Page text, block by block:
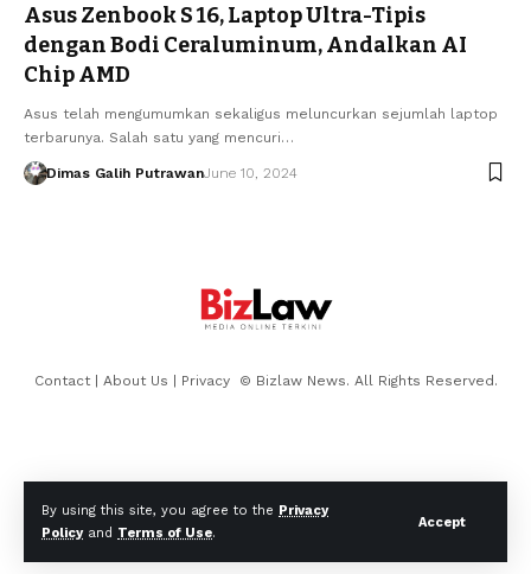
By using this site, you agree to the Privacy
Policyand Terms of Use.
Accept
Asus Zenbook S 16, Laptop Ultra-Tipis
dengan Bodi Ceraluminum, Andalkan AI
Chip AMD
Asus telah mengumumkan sekaligus meluncurkan sejumlah laptop
terbarunya. Salah satu yang mencuri…
Dimas Galih PutrawanJune 10, 2024
Contact| About Us | Privacy © Bizlaw News. All Rights Reserved.